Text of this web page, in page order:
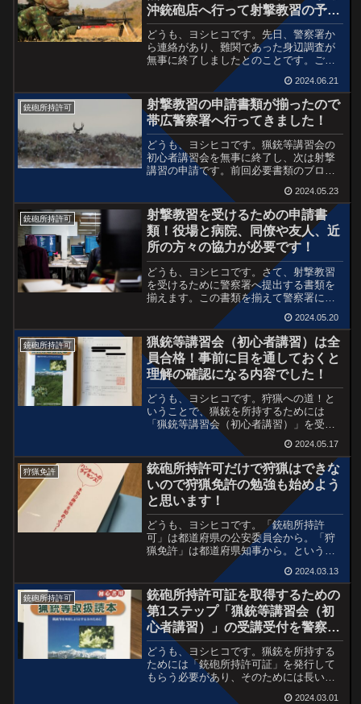
沖銃砲店へ行って射撃教習の予約
です！
どうも、ヨシヒコです。先日、警察署か
ら連絡があり、難関であった身辺調査が
無事に終了しましたとのことです。ご協
力いただいた方々には感謝感謝でござい
ます。約1ヶ月というのは本当ですね。こ
の作業は所持する人だけじゃなく、警察
署の生活安全課の方々の...
2024.06.21
銃砲所持許可
射撃教習の申請書類が揃ったので
帯広警察署へ行ってきました！
どうも、ヨシヒコです。猟銃等講習会の
初心者講習会を無事に終了し、次は射撃
講習の申請です。前回必要書類のブログ
を書きましたが、医師の診断書は音更町
の田中医院で書いてもらいました。料金
は2,530円。場所によっては倍以上かかる
ところもあるような...
2024.05.23
銃砲所持許可
射撃教習を受けるための申請書
類！役場と病院、同僚や友人、近
所の方々の協力が必要です！
どうも、ヨシヒコです。さて、射撃教習
を受けるために警察署へ提出する書類を
揃えます。この書類を揃えて警察署に提
出して審査されて、審査がとおれば初め
て射撃教習が受けられる。大体1ヶ月は審
査に時間がかかるようですが、それだけ
慎重に調査されるという...
2024.05.20
銃砲所持許可
猟銃等講習会（初心者講習）は全
員合格！事前に目を通しておくと
理解の確認になる内容でした！
どうも、ヨシヒコです。狩猟への道！と
いうことで、猟銃を所持するためには
「猟銃等講習会（初心者講習）」を受講
しなければ始まらない。十勝在住なら釧
路方面本部の管轄ということで、十勝か
釧路で開催されてる初心者講習会を受講
しなければなりませんし、毎...
2024.05.17
狩猟免許
銃砲所持許可だけで狩猟はできな
いので狩猟免許の勉強も始めよう
と思います！
どうも、ヨシヒコです。「銃砲所持許
可」は都道府県の公安委員会から。「狩
猟免許」は都道府県知事から。という発
行元になっているので、それぞれ別々に
進行していくことになります。「銃砲所
持許可」に関しては5月17日の「猟銃等講
習会（初心者講習）」を...
2024.03.13
銃砲所持許可
銃砲所持許可証を取得するための
第1ステップ「猟銃等講習会（初
心者講習）」の受講受付を警察署
で済ませてきました！
どうも、ヨシヒコです。猟銃を所持する
ためには「銃砲所持許可証」を発行して
もらう必要があり、そのためには長い道
のりがある・・・。という内容で前回の
2024.03.01